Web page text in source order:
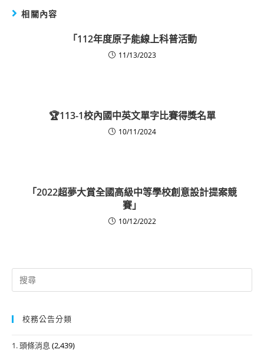
相關內容
「112年度原子能線上科普活動
11/13/2023
🏆113-1校內國中英文單字比賽得獎名單
10/11/2024
「2022超夢大賞全國高級中等學校創意設計提案競
賽」
10/12/2022
Search
for:
校務公告分類
1. 頭條消息 (2,439)